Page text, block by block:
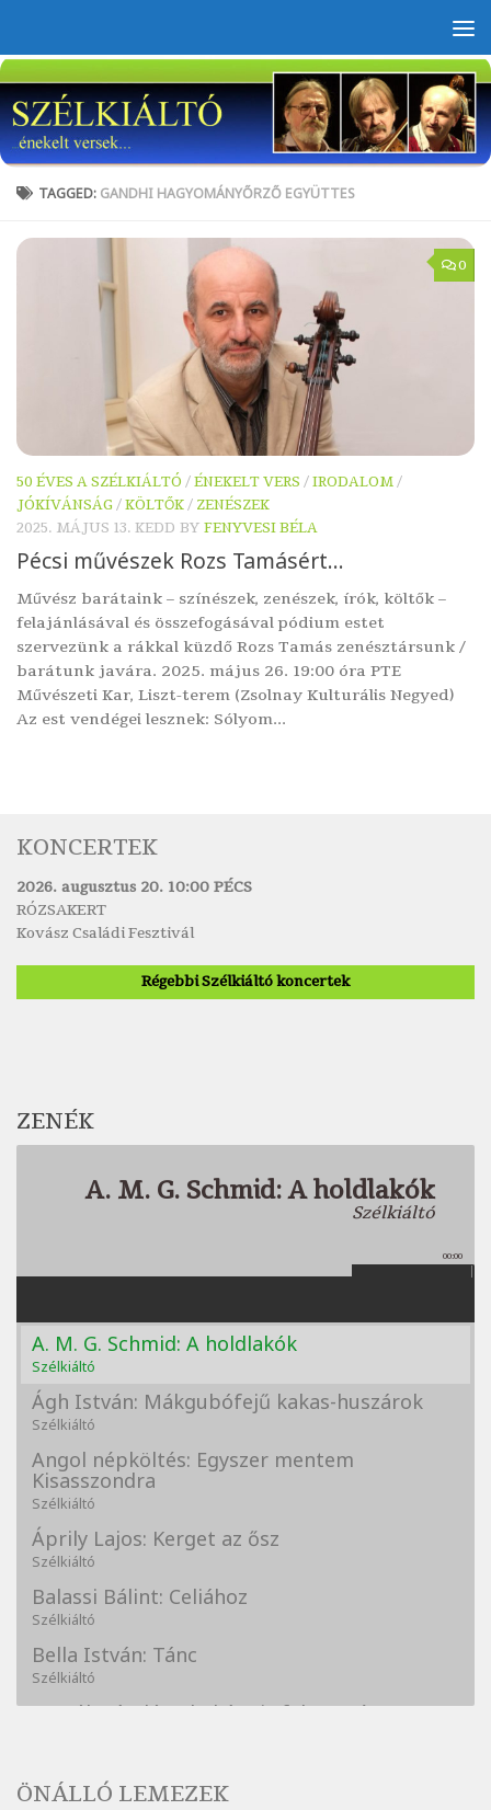
TAGGED: GANDHI HAGYOMÁNYŐRZŐ EGYÜTTES
0
50 ÉVES A SZÉLKIÁLTÓ /ÉNEKELT VERS /IRODALOM/
JÓKÍVÁNSÁG /KÖLTŐK/ ZENÉSZEK
2025. MÁJUS 13. KEDD BY FENYVESI BÉLA
Pécsi művészek Rozs Tamásért…
Művész barátaink – színészek, zenészek, írók, költők –
felajánlásával és összefogásával pódium estet
szervezünk a rákkal küzdő Rozs Tamás zenésztársunk /
barátunk javára. 2025. május 26. 19:00 óra PTE
Művészeti Kar, Liszt-terem (Zsolnay Kulturális Negyed)
Az est vendégei lesznek: Sólyom...
KONCERTEK
2026. augusztus 20. 10:00 PÉCS
RÓZSAKERT
Kovász Családi Fesztivál
Régebbi Szélkiáltó koncertek
ZENÉK
A. M. G. Schmid: A holdlakók
Szélkiáltó
00:00
A. M. G. Schmid: A holdlakók
Szélkiáltó
Ágh István: Mákgubófejű kakas-huszárok
Szélkiáltó
Angol népköltés: Egyszer mentem
Kisasszondra
Szélkiáltó
Áprily Lajos: Kerget az ősz
Szélkiáltó
Balassi Bálint: Celiához
Szélkiáltó
Bella István: Tánc
Szélkiáltó
Bertók László: A kukára is fel vagy írva
Szélkiáltó
ÖNÁLLÓ LEMEZEK